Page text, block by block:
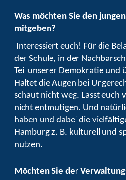
Was möchten Sie den
mitgeben?
Interessiert euch! Für die
der Schule, in der
Teil unserer Demokratie und
Haltet die Augen bei
schaut nicht weg. Lasst euch
nicht entmutigen. Und
haben und dabei die
Hamburg z. B. kulturell und
nutzen.
Möchten Sie der